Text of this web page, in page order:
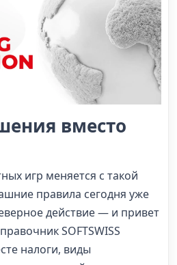
вместо
игр меняется с такой
правила сегодня уже
действие — и привет
SOFTSWISS
налоги, виды